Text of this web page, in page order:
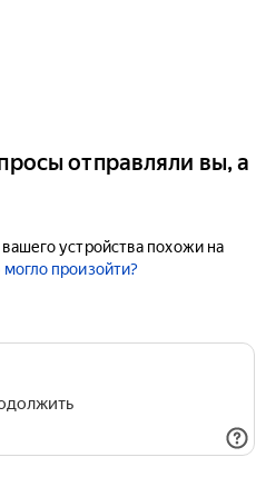
отправляли вы, а
устройства похожи на
произойти?